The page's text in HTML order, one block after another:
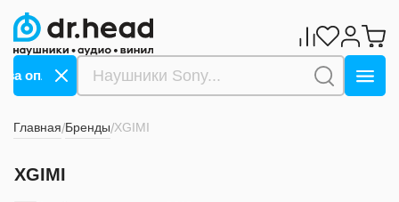
оплату СБП ->>> Дарим 1000 бонусов за оплату
Главная/Бренды/XGIMI
XGIMI